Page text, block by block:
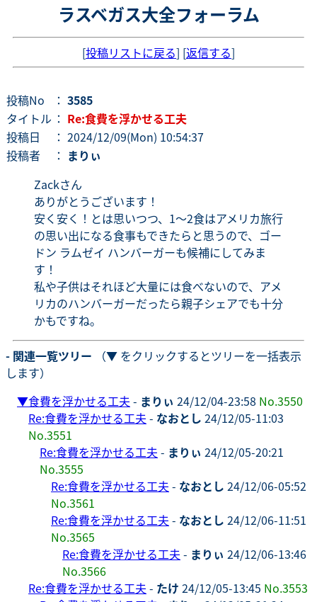
ラスベガス大全フォーラム
[投稿リストに戻る] [返信する]
投稿No ： 3585
タイトル ： Re:食費を浮かせる工夫
投稿日
： 2024/12/09(Mon) 10:54:37
投稿者
： まりぃ
Zackさん
ありがとうございます！
安く安く！とは思いつつ、1～2食はアメリカ旅行
の思い出になる食事もできたらと思うので、ゴー
ドン ラムゼイ ハンバーガーも候補にしてみま
す！
私や子供はそれほど大量には食べないので、アメ
リカのハンバーガーだったら親子シェアでも十分
かもですね。
- 関連一覧ツリー （▼ をクリックするとツリーを一括表示
します）
▼食費を浮かせる工夫 - まりぃ 24/12/04-23:58 No.3550
Re:食費を浮かせる工夫 - なおとし 24/12/05-11:03
No.3551
Re:食費を浮かせる工夫 - まりぃ 24/12/05-20:21
No.3555
Re:食費を浮かせる工夫 - なおとし 24/12/06-05:52
No.3561
Re:食費を浮かせる工夫 - なおとし 24/12/06-11:51
No.3565
Re:食費を浮かせる工夫 - まりぃ 24/12/06-13:46
No.3566
Re:食費を浮かせる工夫 - たけ 24/12/05-13:45 No.3553